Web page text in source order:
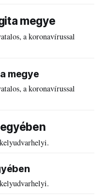
megye
a koronavírussal
megye
a koronavírussal